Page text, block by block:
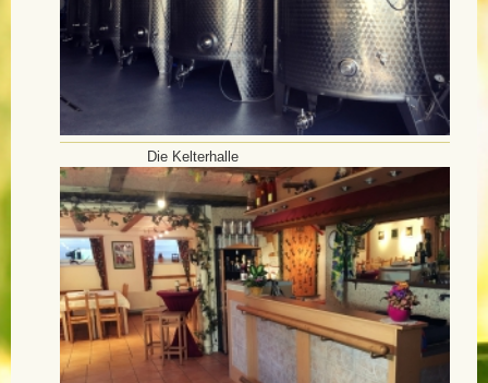
Die Kelterhalle